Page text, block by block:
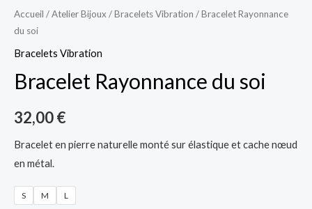
Accueil /Atelier Bijoux/Bracelets Vibration / Bracelet Rayonnance
du soi
Bracelets Vibration
Bracelet Rayonnance du soi
32,00€
Bracelet en pierre naturelle monté sur élastique et cache nœud
en métal.
S M L